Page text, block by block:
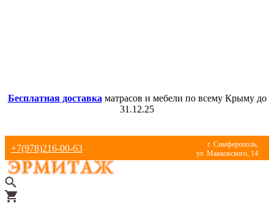
Бесплатная доставка матрасов и мебели по всему Крыму до
31.12.25
+7(978)216-00-63
г. Симферополь,
ул. Маяковского, 14